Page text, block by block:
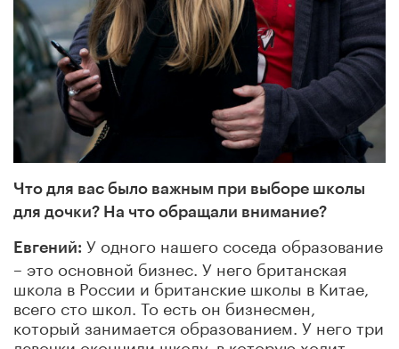
Что для вас было важным при выборе школы
для дочки? На что обращали внимание?
Евгений: У одного нашего соседа образование
– это основной бизнес. У него британская
школа в России и британские школы в Китае,
всего сто школ. То есть он бизнесмен,
который занимается образованием. У него три